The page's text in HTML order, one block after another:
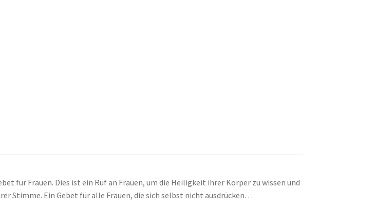
für Frauen. Dies ist ein Ruf an Frauen, um die Heiligkeit ihrer Körper zu wissen und
Stimme. Ein Gebet für alle Frauen, die sich selbst nicht ausdrücken…